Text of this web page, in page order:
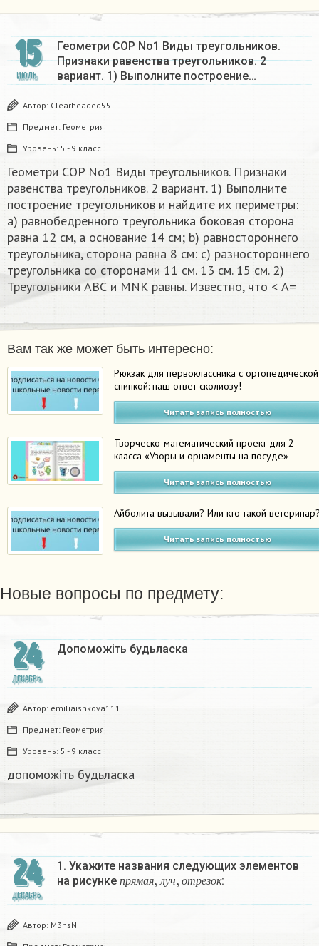
15
ИЮЛЬ
Геометри COP No1 Виды треугольников.
Признаки равенства треугольников. 2
вариант. 1) Выполните построение…
Автор: Clearheaded55
Предмет: Геометрия
Уровень: 5 - 9 класс
Геометри COP No1 Виды треугольников. Признаки
равенства треугольников. 2 вариант. 1) Выполните
построение треугольников и найдите их периметры:
а) равнобедренного треугольника боковая сторона
равна 12 см, а основание 14 см; b) равностороннего
треугольника, сторона равна 8 см: с) разностороннего
треугольника со сторонами 11 см. 13 см. 15 см. 2)
Треугольники АВС и МNК равны. Известно, что < A=​
Вам так же может быть интересно:
Рюкзак для первоклассника с ортопедической
спинкой: наш ответ сколиозу!
Читать запись полностью
Творческо-математический проект для 2
класса «Узоры и орнаменты на посуде»
Читать запись полностью
Айболита вызывали? Или кто такой
Читать запись полностью
Новые вопросы по предмету:
24
ДЕКАБРЬ
Допоможіть будьласка
Автор: emiliaishkova111
Предмет: Геометрия
Уровень: 5 - 9 класс
допоможіть будьласка
24
ДЕКАБРЬ
1. Укажите названия следующих элементов
на рисунке
прямая л у ч о т р е зо к
прямая, луч,отрезок
:
Автор: M3nsN